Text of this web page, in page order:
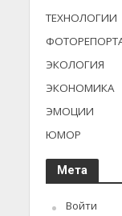
ТЕХНОЛОГИИ
ЭКОЛОГИЯ
ЭКОНОМИКА
ЭМОЦИИ
ЮМОР
Мета
Войти